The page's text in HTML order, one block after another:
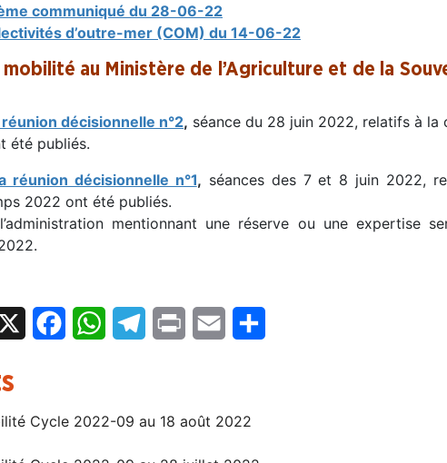
communiqué du 28-06-22
d’outre-mer (COM) du 14-06-22
mobilité au Ministère de l’Agriculture et de la
décisionnelle n°2, séance du 28 juin 2022, relatifs à la
été publiés.
réunion décisionnelle n°1, séances des 7 et 8 juin 2022,
2022 ont été publiés.
mentionnant une réserve ou une expertise
FacebookWhatsAppTelegram
Print Email
Cycle 2022-09 au 18 août 2022